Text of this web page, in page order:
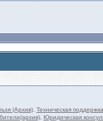
(Архив), Техническая
, Юридическая